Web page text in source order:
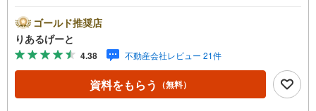
屋！周辺環境も充実しています☆
ゴールド推奨店
りあるげーと
4.38 不動産会社レビュー 21件
資料をもらう （無料）